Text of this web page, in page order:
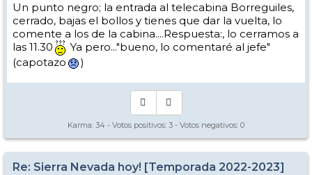
Un punto negro; la entrada al telecabina Borreguiles,
cerrado, bajas el bollos y tienes que dar la vuelta, lo
comente a los de la cabina....Respuesta:, lo cerramos a
las 11.30
Ya pero..."bueno, lo comentaré al jefe"
(capotazo
)
Karma: 34 - Votos positivos: 3 - Votos negativos: 0
Re: Sierra Nevada hoy! [Temporada 2022-2023]